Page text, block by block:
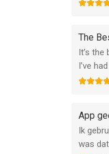
iOS
The
It’s
I’ve
App
Ik
was